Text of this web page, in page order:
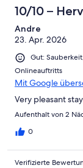
10/10 –
Andre
23. Apr. 2026
Gut:
Onlineauftritts
Mit Google
Very pleasant
Aufenthalt von 2
0
Verifizierte